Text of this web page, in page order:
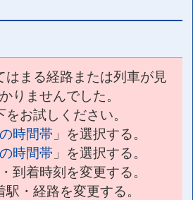
はまる経路または列車が見
りませんでした。
をお試しください。
時間帯 」を選択する。
時間帯 」を選択する。
到着時刻を変更する。
駅・経路を変更する。